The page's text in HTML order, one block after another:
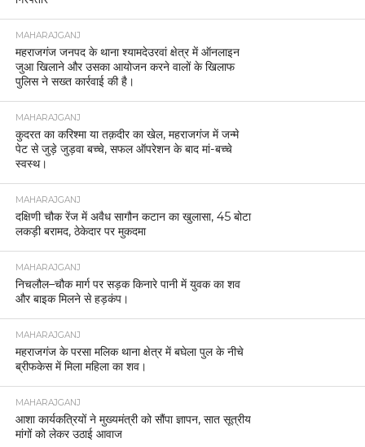
MAHARAJGANJ
महराजगंज जनपद के थाना श्यामदेउरवां क्षेत्र में ऑनलाइन
जुआ खिलाने और उसका आयोजन करने वालों के खिलाफ
पुलिस ने सख्त कार्रवाई की है।
MAHARAJGANJ
कुदरत का करिश्मा या तक़दीर का खेल, महराजगंज में जन्मे
पेट से जुड़े जुड़वा बच्चे, सफल ऑपरेशन के बाद मां-बच्चे
स्वस्थ।
MAHARAJGANJ
दक्षिणी चौक रेंज में अवैध सागौन कटान का खुलासा, 45 बोटा
लकड़ी बरामद, ठेकेदार पर मुकदमा
MAHARAJGANJ
निचलौल–चौक मार्ग पर सड़क किनारे पानी में युवक का शव
और बाइक मिलने से हड़कंप।
MAHARAJGANJ
महराजगंज के परसा मलिक थाना क्षेत्र में बघेला पुल के नीचे
ब्रीफकेस में मिला महिला का शव।
MAHARAJGANJ
आशा कार्यकत्रियों ने मुख्यमंत्री को सौंपा ज्ञापन, सात सूत्रीय
मांगों को लेकर उठाई आवाज